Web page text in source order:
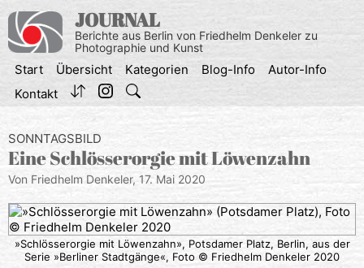
Inhalt
springen
JOURNAL
Berichte aus Berlin von Friedhelm Denkeler zu
Photographie und Kunst
Start Übersicht Kategorien Blog-Info
Autor-Info
Kontakt
SONNTAGSBILD
Eine Schlösserorgie mit Löwenzahn
Von Friedhelm Denkeler, 17. Mai 2020
»Schlösserorgie mit Löwenzahn», Potsdamer Platz, Berlin, aus der
Serie »Berliner Stadtgänge«, Foto © Friedhelm Denkeler 2020